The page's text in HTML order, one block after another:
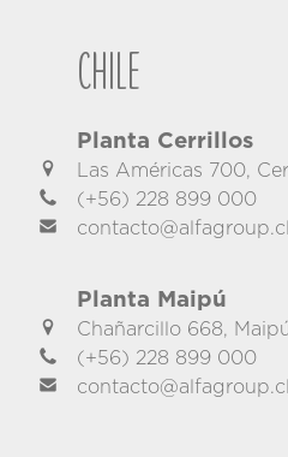
Chile
Planta Cerrillos
Las Américas 700,
(+56) 228 899 000
contacto@alfagroup.cl
Planta Maipú
Chañarcillo 668,
(+56) 228 899 000
contacto@alfagroup.cl